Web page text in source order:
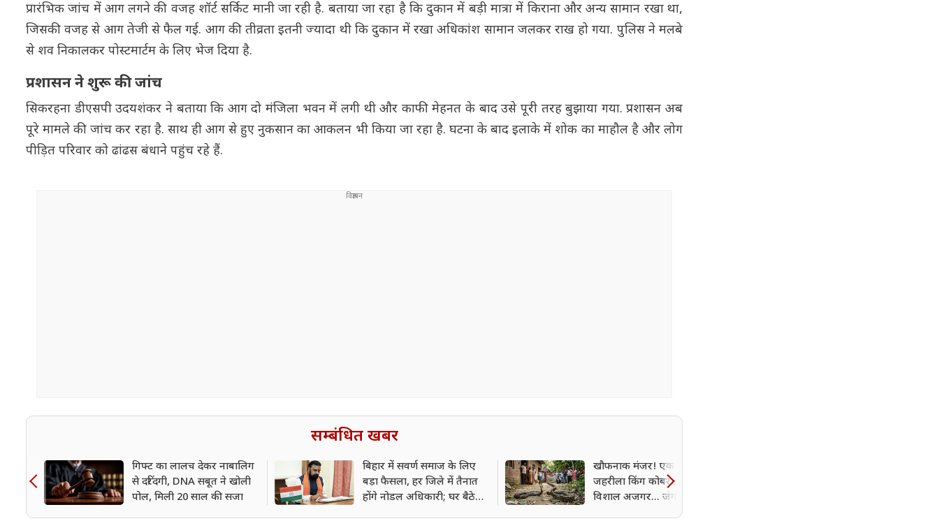
प्रारंभिक जांच में आग लगने की वजह शॉर्ट सर्किट मानी जा रही है. बताया जा रहा है कि दुकान में बड़ी मात्रा में किराना और अन्य सामान रखा था,
जिसकी वजह से आग तेजी से फैल गई. आग की तीव्रता इतनी ज्यादा थी कि दुकान में रखा अधिकांश सामान जलकर राख हो गया. पुलिस ने मलबे
से शव निकालकर पोस्टमार्टम के लिए भेज दिया है.
प्रशासन ने शुरू की जांच
सिकरहना डीएसपी उदयशंकर ने बताया कि आग दो मंजिला भवन में लगी थी और काफी मेहनत के बाद उसे पूरी तरह बुझाया गया. प्रशासन अब
पूरे मामले की जांच कर रहा है. साथ ही आग से हुए नुकसान का आकलन भी किया जा रहा है. घटना के बाद इलाके में शोक का माहौल है और लोग
पीड़ित परिवार को ढांढस बंधाने पहुंच रहे हैं.
सम्बंधित खबर
गिफ्ट का लालच देकर नाबालिग
से दरिंदगी, DNA सबूत ने खोली
पोल, मिली 20 साल की सजा
बिहार में सवर्ण समाज के लिए
बड़ा फैसला, हर जिले में तैनात
होंगे नोडल अधिकारी; घर बैठे
खौफनाक मंजर! एक तरफ
जहरीला किंग कोबरा, दूसरी ओर
विशाल अजगर... जंगल जैसा